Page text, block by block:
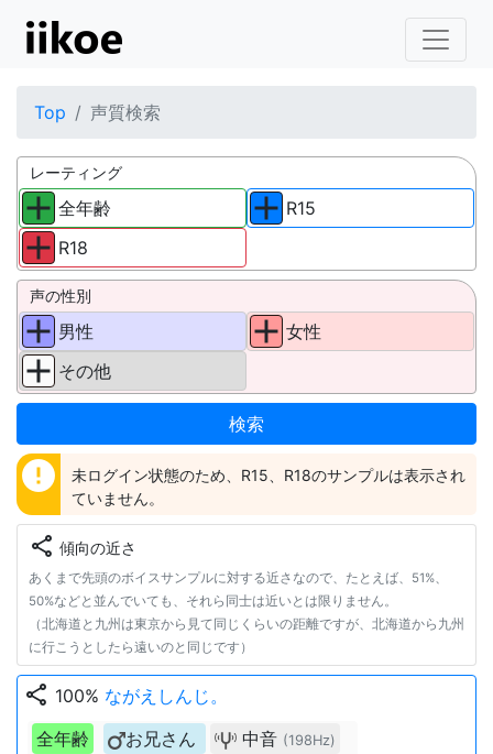
Top 声質検索
レーティング
全年齢
R18
R15
声の性別
男性
その他
女性
error
未ログイン状態のため、R15、R18のサンプルは表示され
ていません。
share 傾向の近さ
あくまで先頭のボイスサンプルに対する近さなので、たとえば、51%、
50%などと並んでいても、それら同士は近いとは限りません。
（北海道と九州は東京から見て同じくらいの距離ですが、北海道から九州
に行こうとしたら遠いのと同じです）
share 100% ながえしんじ。
全年齢
お兄さん 中音 (198Hz)